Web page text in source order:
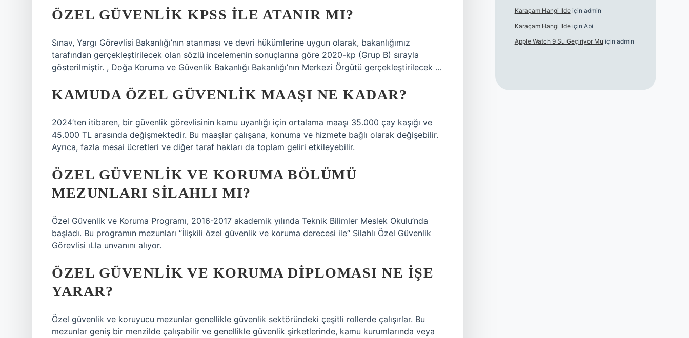
ÖZEL GÜVENLIK KPSS ILE ATANIR MI?
Sınav, Yargı Görevlisi Bakanlığı’nın atanması ve devri hükümlerine uygun olarak, bakanlığımız
tarafından gerçekleştirilecek olan sözlü incelemenin sonuçlarına göre 2020-kp (Grup B) sırayla
gösterilmiştir. , Doğa Koruma ve Güvenlik Bakanlığı Bakanlığı’nın Merkezi Örgütü gerçekleştirilecek …
KAMUDA ÖZEL GÜVENLIK MAAŞI NE KADAR?
2024’ten itibaren, bir güvenlik görevlisinin kamu uyanlığı için ortalama maaşı 35.000 çay kaşığı ve
45.000 TL arasında değişmektedir. Bu maaşlar çalışana, konuma ve hizmete bağlı olarak değişebilir.
Ayrıca, fazla mesai ücretleri ve diğer taraf hakları da toplam geliri etkileyebilir.
ÖZEL GÜVENLIK VE KORUMA BÖLÜMÜ
MEZUNLARI SILAHLI MI?
Özel Güvenlik ve Koruma Programı, 2016-2017 akademik yılında Teknik Bilimler Meslek Okulu’nda
başladı. Bu programın mezunları “İlişkili özel güvenlik ve koruma derecesi ile“ Silahlı Özel Güvenlik
Görevlisi ıLla unvanını alıyor.
ÖZEL GÜVENLIK VE KORUMA DIPLOMASI NE IŞE
YARAR?
Özel güvenlik ve koruyucu mezunlar genellikle güvenlik sektöründeki çeşitli rollerde çalışırlar. Bu
mezunlar geniş bir menzilde çalışabilir ve genellikle güvenlik şirketlerinde, kamu kurumlarında veya
Karaçam Hangi Ildeiçin admin
Karaçam Hangi Ildeiçin Abi
Apple Watch 9 Su Geçiriyor Mu için admin